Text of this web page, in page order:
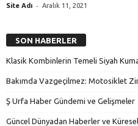
Site Adı - Aralık 11, 2021
SON HABERLER
Klasik Kombinlerin Temeli Siyah
Bakımda Vazgeçilmez: Motosiklet
Ş Urfa Haber Gündemi ve Gelişmeler
Güncel Dünyadan Haberler ve